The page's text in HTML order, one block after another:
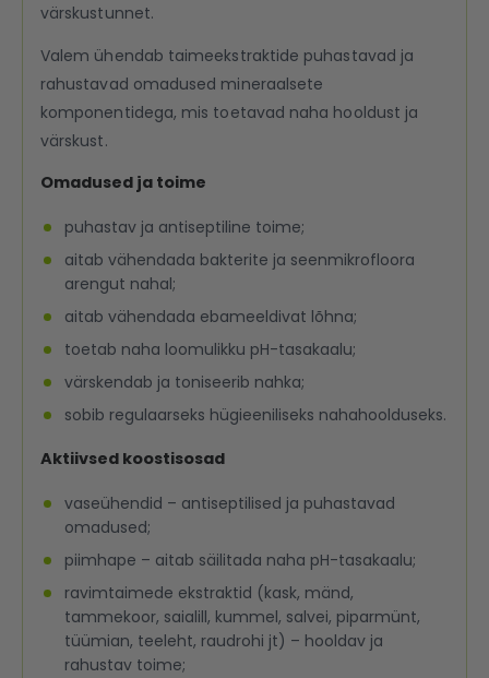
värskustunnet.
Valem ühendab taimeekstraktide puhastavad ja
rahustavad omadused mineraalsete
komponentidega, mis toetavad naha hooldust ja
värskust.
Omadused ja toime
puhastav ja antiseptiline toime;
aitab vähendada bakterite ja seenmikrofloora
arengut nahal;
aitab vähendada ebameeldivat lõhna;
toetab naha loomulikku pH-tasakaalu;
värskendab ja toniseerib nahka;
sobib regulaarseks hügieeniliseks nahahoolduseks.
Aktiivsed koostisosad
vaseühendid – antiseptilised ja puhastavad
omadused;
piimhape – aitab säilitada naha pH-tasakaalu;
ravimtaimede ekstraktid (kask, mänd,
tammekoor, saialill, kummel, salvei, piparmünt,
tüümian, teeleht, raudrohi jt) – hooldav ja
rahustav toime;